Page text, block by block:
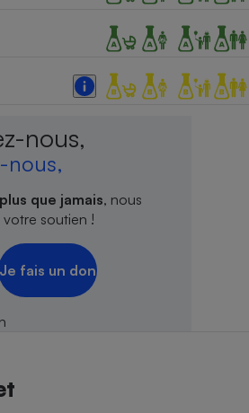
nous,
nous,
que jamais, nous
soutien !
fais un don